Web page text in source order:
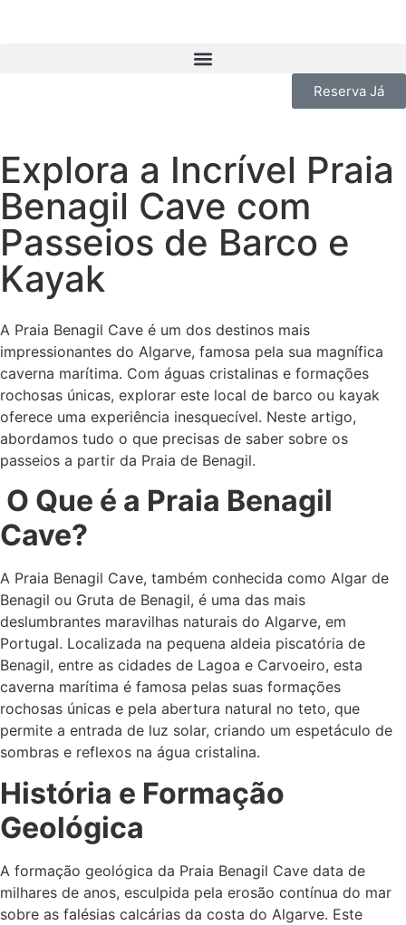
Reserva Já
Explora a Incrível Praia
Benagil Cave com
Passeios de Barco e
Kayak
A Praia Benagil Cave é um dos destinos mais
impressionantes do Algarve, famosa pela sua magnífica
caverna marítima. Com águas cristalinas e formações
rochosas únicas, explorar este local de barco ou kayak
oferece uma experiência inesquecível. Neste artigo,
abordamos tudo o que precisas de saber sobre os
passeios a partir da Praia de Benagil.
O Que é a Praia Benagil
Cave?
A Praia Benagil Cave, também conhecida como Algar de
Benagil ou Gruta de Benagil, é uma das mais
deslumbrantes maravilhas naturais do Algarve, em
Portugal. Localizada na pequena aldeia piscatória de
Benagil, entre as cidades de Lagoa e Carvoeiro, esta
caverna marítima é famosa pelas suas formações
rochosas únicas e pela abertura natural no teto, que
permite a entrada de luz solar, criando um espetáculo de
sombras e reflexos na água cristalina.
História e Formação
Geológica
A formação geológica da Praia Benagil Cave data de
milhares de anos, esculpida pela erosão contínua do mar
sobre as falésias calcárias da costa do Algarve. Este